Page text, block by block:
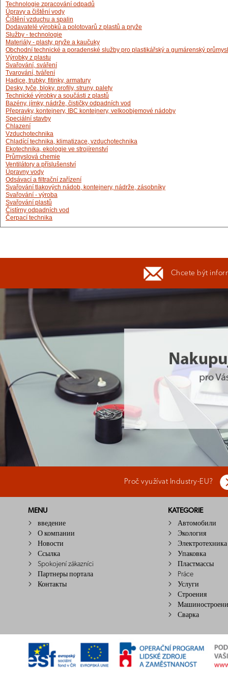
Technologie zpracování odpadů
Úpravy a čištění vody
Čištění vzduchu a spalin
Dodavatelé výrobků a polotovarů z plastů a pryže
Služby - technologie
Materiály - plasty, pryže a kaučuky
Obchodní technické a poradenské služby pro plastikářský a gumárenský průmysl
Výrobky z plastu
Svařování, sváření
Tvarování, tváření
Hadice, trubky, fitinky, armatury
Desky, tyče, bloky, profily, struny, palety
Technické výrobky a součásti z plastů
Bazény, jímky, nádrže, čističky odpadních vod
Přepravky, kontejnery, IBC kontejnery, velkoobjemové nádoby
Speciální stavby
Chlazení
Vzduchotechnika
Chladící technika, klimatizace, vzduchotechnika
Ekotechnika, ekologie ve strojírenství
Průmyslová chemie
Ventilátory a příslušenství
Úpravny vody
Odsávací a filtrační zařízení
Svařování tlakových nádob, kontejnery, nádrže, zásobníky
Svařování - výroba
Svařování plastů
Čistírny odpadních vod
Čerpací technika
Chcete být
Proč využívat Industry-EU?
MENU
введение
О компании
Новости
Ссылка
Spokojení zákazníci
Партнеры портала
Контакты
KATEGORIE
Автомобили
Экология
Электротехника
Упаковка
Пластмассы
Práce
Услуги
Строения
Сварка